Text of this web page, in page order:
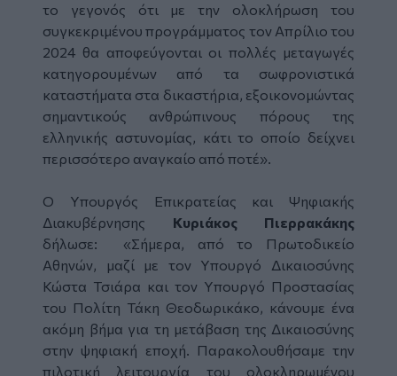
το γεγονός ότι με την ολοκλήρωση του
συγκεκριμένου προγράμματος τον Απρίλιο του
2024 θα αποφεύγονται οι πολλές μεταγωγές
κατηγορουμένων από τα σωφρονιστικά
καταστήματα στα δικαστήρια, εξοικονομώντας
σημαντικούς ανθρώπινους πόρους της
ελληνικής αστυνομίας, κάτι το οποίο δείχνει
περισσότερο αναγκαίο από ποτέ».
Ο Υπουργός Επικρατείας και Ψηφιακής
Διακυβέρνησης Κυριάκος Πιερρακάκης
δήλωσε: «Σήμερα, από το Πρωτοδικείο
Αθηνών, μαζί με τον Υπουργό Δικαιοσύνης
Κώστα Τσιάρα και τον Υπουργό Προστασίας
του Πολίτη Τάκη Θεοδωρικάκο, κάνουμε ένα
ακόμη βήμα για τη μετάβαση της Δικαιοσύνης
στην ψηφιακή εποχή. Παρακολουθήσαμε την
πιλοτική λειτουργία του ολοκληρωμένου